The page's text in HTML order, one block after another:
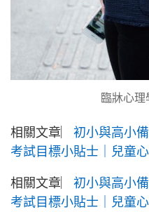
臨牀心
相關文章︳ 初小與高小
考試目標小貼士｜兒童
相關文章︳ 初小與高小
考試目標小貼士｜兒童